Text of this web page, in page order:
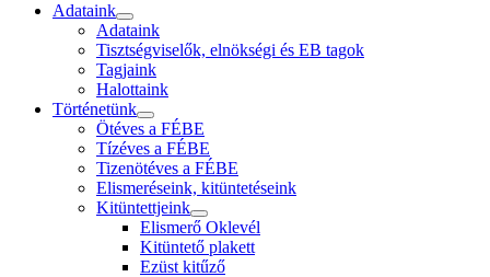
Adataink
Adataink
Tisztségviselők, elnökségi és EB tagok
Tagjaink
Halottaink
Történetünk
Ötéves a FÉBE
Tízéves a FÉBE
Tizenötéves a FÉBE
Elismeréseink, kitüntetéseink
Kitüntettjeink
Elismerő Oklevél
Kitüntető plakett
Ezüst kitűző